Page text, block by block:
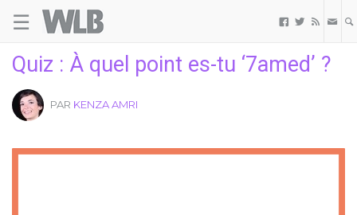
☰   
Quiz : À quel point es-tu ‘7amed’ ?
PAR KENZA AMRI